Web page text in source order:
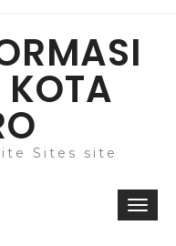
Sites site